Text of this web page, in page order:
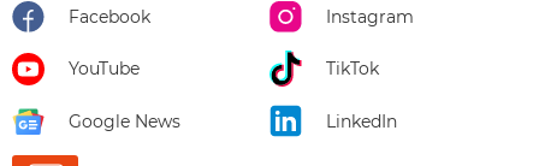
Facebook Instagram
YouTube TikTok
Google News LinkedIn